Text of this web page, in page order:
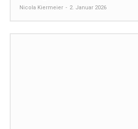
Nicola Kiermeier - 2. Januar 2026